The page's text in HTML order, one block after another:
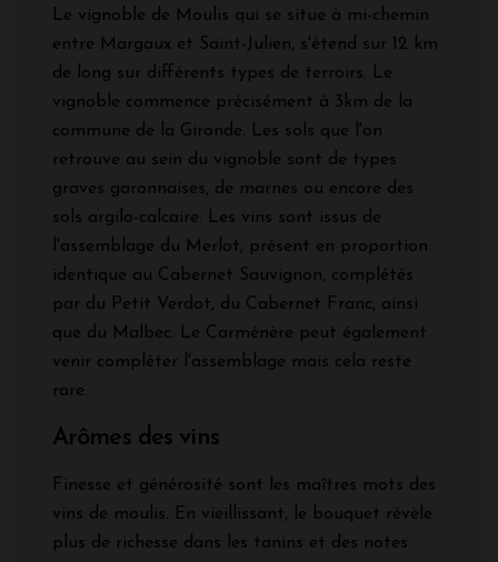
Le vignoble de Moulis qui se situe à mi-chemin
entre Margaux et Saint-Julien, s'étend sur 12 km
de long sur différents types de terroirs. Le
vignoble commence précisément à 3km de la
commune de la Gironde. Les sols que l'on
retrouve au sein du vignoble sont de types
graves garonnaises, de marnes ou encore des
sols argilo-calcaire. Les vins sont issus de
l'assemblage du Merlot, présent en proportion
identique au Cabernet Sauvignon, complétés
par du Petit Verdot, du Cabernet Franc, ainsi
que du Malbec. Le Carménère peut également
venir compléter l'assemblage mais cela reste
rare.
Arômes des vins
Finesse et générosité sont les maîtres mots des
vins de moulis. En vieillissant, le bouquet révèle
plus de richesse dans les tanins et des notes